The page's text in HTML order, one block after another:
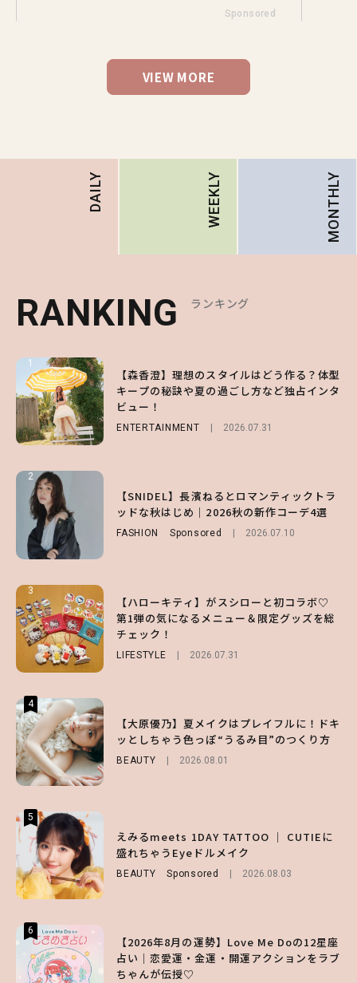
Sponsored
VIEW MORE
DAILY WEEKLY MONTHLY
RANKING ランキング
1
【森香澄】理想のスタイルはどう作る？体型
キープの秘訣や夏の過ごし方など独占インタ
ビュー！
ENTERTAINMENT 2026.07.31
2
【SNIDEL】長濱ねるとロマンティックトラ
ッドな秋はじめ｜2026秋の新作コーデ4選
FASHION Sponsored 2026.07.10
3
【ハローキティ】がスシローと初コラボ♡
第1弾の気になるメニュー＆限定グッズを総
チェック！
LIFESTYLE 2026.07.31
4
【大原優乃】夏メイクはプレイフルに！ドキ
ッとしちゃう色っぽ“うるみ目”のつくり方
BEAUTY 2026.08.01
5
えみるmeets 1DAY TATTOO ｜ CUTIEに
盛れちゃうEyeドルメイク
BEAUTY Sponsored 2026.08.03
6
【2026年8月の運勢】Love Me Doの12星座
占い｜恋愛運・金運・開運アクションをラブ
ちゃんが伝授♡
RANKING ランキング
1
【ハローキティ】がスシローと初コラボ♡
第1弾の気になるメニュー＆限定グッズを総
チェック！
LIFESTYLE 2026.07.31
2
【齋藤飛鳥】人生初のロブに！「意外としっ
くりくるし、すごく新鮮で心地いい」ヘアカ
ットの様子を独占でお届け♡
ENTERTAINMENT 2026.07.30
3
【スタバ】約160通りのカスタマイズができ
る⁉ 39店舗限定『My フルーツ³ フラペチー
ノ®』を徹底レポ♡
LIFESTYLE 2026.07.30
4
【大原優乃】夏メイクはプレイフルに！ドキ
ッとしちゃう色っぽ“うるみ目”のつくり方
BEAUTY 2026.08.01
5
【SNIDEL】長濱ねるとロマンティックトラ
ッドな秋はじめ｜2026秋の新作コーデ4選
FASHION Sponsored 2026.07.10
6
【森香澄】理想のスタイルはどう作る？体型
キープの秘訣や夏の過ごし方など独占インタ
ビュー！
RANKING ランキング
1
【SNIDEL】長濱ねるとロマンティックトラ
ッドな秋はじめ｜2026秋の新作コーデ4選
2
【付録】総柄ハローキティが可愛すぎ♡ 紀
ノ国屋コラボの“優秀保冷バッグ”は夏の強
い味方！【オトナミューズ9月号増刊】
3
【谷まりあ】夏は“シアースカート”でさり
げなく肌見せ！透け感のニュアンスを楽しめ
るマストハブアイテム4選
FASHION 2026.07.19
4
月直伝♡ ドライシャンプー「バティスト」
を使ったプロ級スタイリング3選
Sponsored
5
【ハローキティ】がスシローと初コラボ♡
第1弾の気になるメニュー＆限定グッズを総
チェック！
2026.07.31
6
【GU】夏の“主役級”アイテム決定！ヘルシ
ー＆可愛すぎる「大人の肌見せ」トップス3
選